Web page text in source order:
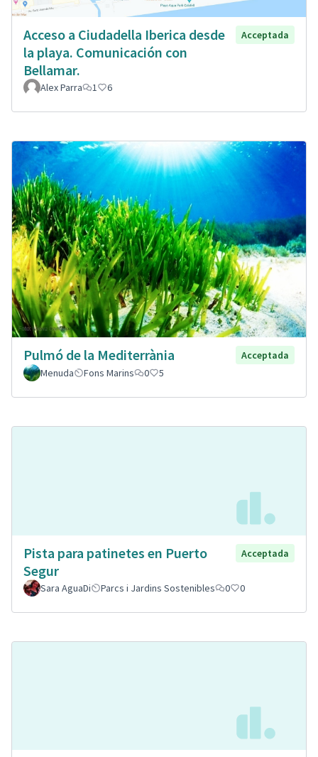
Acceso a Ciudadella Iberica desde
la playa. Comunicación con
Bellamar.
Acceptada
Alex Parra 1 6
Pulmó de la Mediterrània
Acceptada
Menuda
Fons Marins 0 5
Pista para patinetes en Puerto
Segur
Acceptada
Sara AguaDi Parcs i Jardins Sostenibles 0 0